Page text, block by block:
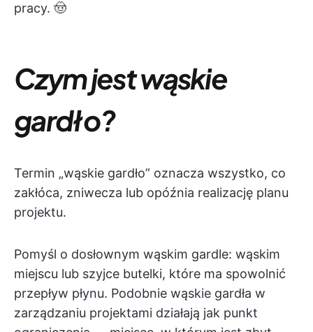
pracy. 🤠
Czym jest wąskie
gardło?
Termin „wąskie gardło” oznacza wszystko, co
zakłóca, zniwecza lub opóźnia realizację planu
projektu.
Pomyśl o dosłownym wąskim gardle: wąskim
miejscu lub szyjce butelki, które ma spowolnić
przepływ płynu. Podobnie wąskie gardła w
zarządzaniu projektami działają jak punkt